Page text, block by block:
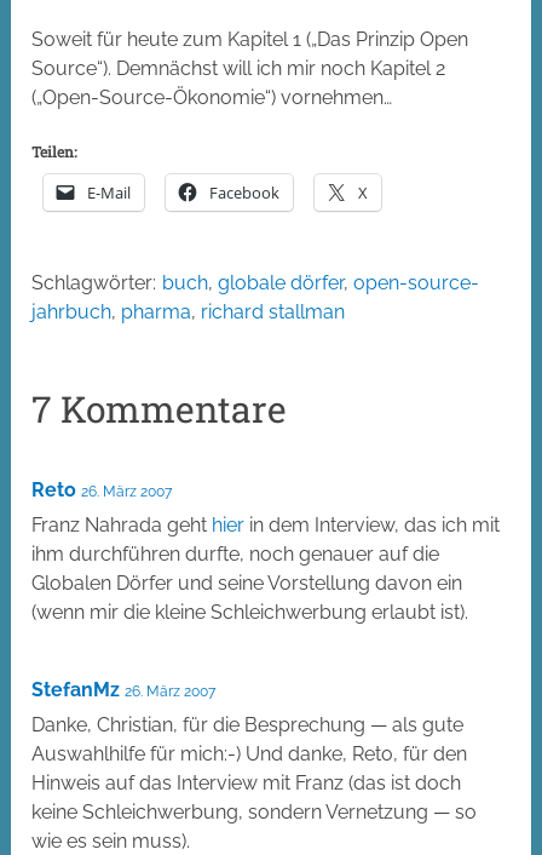
Soweit für heute zum Kapitel 1 („Das Prinzip Open
Source“). Demnächst will ich mir noch Kapitel 2
(„Open-Source-Ökonomie“) vornehmen…
Teilen:
E-Mail Facebook X
Schlagwörter: buch,globale dörfer,open-source-
jahrbuch, pharma, richard stallman
7 Kommentare
Reto 26. März 2007
Franz Nahrada geht hier in dem Interview, das ich mit
ihm durchführen durfte, noch genauer auf die
Globalen Dörfer und seine Vorstellung davon ein
(wenn mir die kleine Schleichwerbung erlaubt ist).
StefanMz 26. März 2007
Danke, Christian, für die Besprechung — als gute
Auswahlhilfe für mich:-) Und danke, Reto, für den
Hinweis auf das Interview mit Franz (das ist doch
keine Schleichwerbung, sondern Vernetzung — so
wie es sein muss).